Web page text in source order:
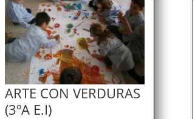
ARTE CON VERDURAS
(3ºA E.I)